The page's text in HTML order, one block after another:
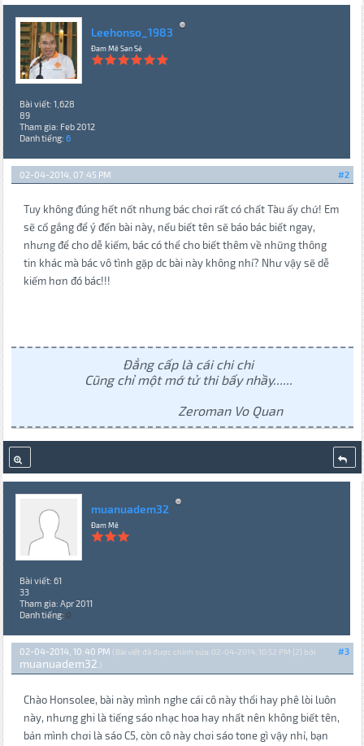
Leehonso_1983
Đam Mê San Sẻ
Bài viết: 1,628
89
Tham gia: Feb 2012
Danh tiếng: 6
#2
02-04-2014, 07:45 PM
Tuy không đúng hết nốt nhưng bác chơi rất có chất Tàu ấy chứ! Em
sẽ cố gắng để ý đến bài này, nếu biết tên sẽ báo bác biết ngay,
nhưng để cho dễ kiếm, bác có thể cho biết thêm về những thông
tin khác mà bác vô tình gặp dc bài này không nhỉ? Như vậy sẽ dễ
kiếm hơn đó bác!!!
Đẳng cấp là cái chi chi
Cũng chỉ một mớ tử thi bấy nhầy......
Zeroman Vo Quan
muanuadem32
Đam Mê
Bài viết: 61
33
Tham gia: Apr 2011
Danh tiếng: 0
#3
02-04-2014, 10:40 PM (Bài viết đã được chỉnh sửa: 02-04-2014, 10:52 PM {2} bởi
muanuadem32 .)
Chào Honsolee, bài này mình nghe cái cô này thổi hay phê lòi luôn
này, nhưng ghi là tiếng sáo nhạc hoa hay nhất nên không biết tên,
bản mình chơi là sáo C5, còn cô này chơi sáo tone gì vậy nhỉ, bạn